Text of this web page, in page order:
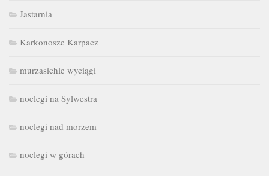
Jastarnia
Karkonosze Karpacz
murzasichle wyciągi
noclegi na Sylwestra
noclegi nad morzem
noclegi w górach